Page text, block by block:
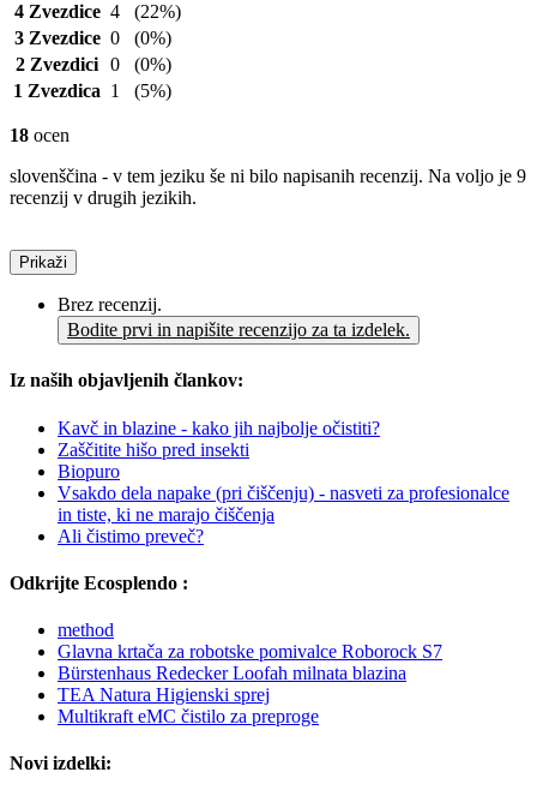
4 Zvezdice 4
(22%)
3 Zvezdice 0
(0%)
2 Zvezdici 0
(0%)
1 Zvezdica 1 (5%)
18 ocen
slovenščina - v tem jeziku še ni bilo napisanih recenzij. Na voljo je 9
recenzij v drugih jezikih.
Prikaži
Brez recenzij.
Bodite prvi in napišite recenzijo za ta izdelek.
Iz naših objavljenih člankov:
Kavč in blazine - kako jih najbolje očistiti?
Zaščitite hišo pred insekti
Biopuro
Vsakdo dela napake (pri čiščenju) - nasveti za profesionalce
in tiste, ki ne marajo čiščenja
Ali čistimo preveč?
Odkrijte Ecosplendo :
method
Glavna krtača za robotske pomivalce Roborock S7
Bürstenhaus Redecker Loofah milnata blazina
TEA Natura Higienski sprej
Multikraft eMC čistilo za preproge
Novi izdelki: